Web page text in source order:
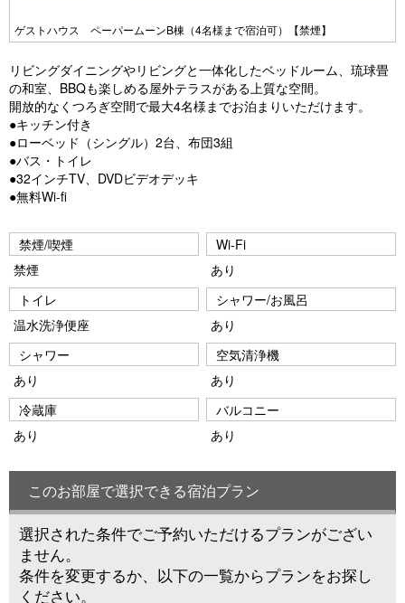
ゲストハウス ペーパームーンB棟（4名様まで宿泊可）【禁煙】
リビングダイニングやリビングと一体化したベッドルーム、琉球畳
の和室、BBQも楽しめる屋外テラスがある上質な空間。
開放的なくつろぎ空間で最大4名様までお泊まりいただけます。
●キッチン付き
●ローベッド（シングル）2台、布団3組
●バス・トイレ
●32インチTV、DVDビデオデッキ
●無料Wi-fi
禁煙/喫煙
禁煙
Wi-Fi
あり
トイレ
温水洗浄便座
シャワー/お風呂
あり
シャワー
あり
空気清浄機
あり
冷蔵庫
あり
バルコニー
あり
このお部屋で選択できる宿泊プラン
選択された条件でご予約いただけるプランがござい
ません。
条件を変更するか、以下の一覧からプランをお探し
ください。